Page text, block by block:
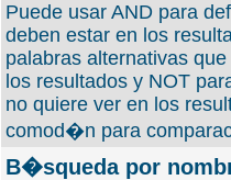
Puede usar AND para
deben estar en los
palabras alternativas
los resultados y NOT
no quiere ver en los
comod�n para
B�squeda por